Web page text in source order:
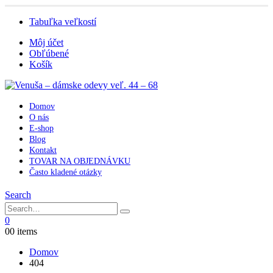
Tabuľka veľkostí
Môj účet
Obľúbené
Košík
Domov
O nás
E-shop
Blog
Kontakt
TOVAR NA OBJEDNÁVKU
Často kladené otázky
Search
0
00 items
Domov
404